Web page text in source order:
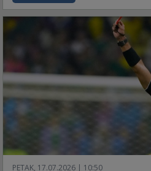
PETAK, 17.07.2026 | 10:50